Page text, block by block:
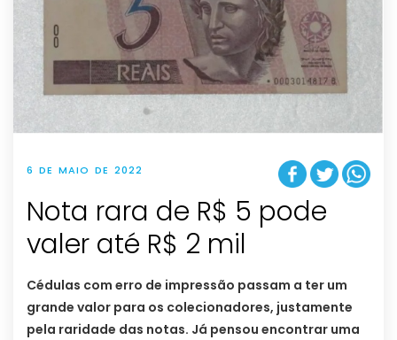
6 DE MAIO DE 2022
Nota rara de R$ 5 pode
valer até R$ 2 mil
Cédulas com erro de impressão passam a ter um
grande valor para os colecionadores, justamente
pela raridade das notas. Já pensou encontrar uma